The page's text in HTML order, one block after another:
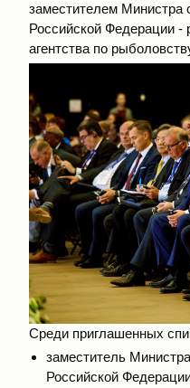
заместителем Министра
Российской Федерации -
агентства по
Среди приглашенных
заместитель
Российской